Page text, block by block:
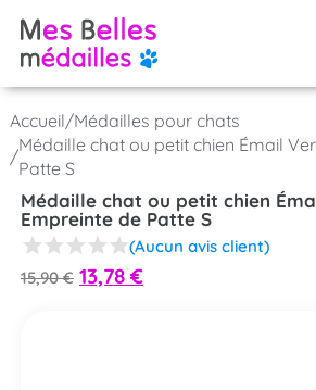
Accueil/Médailles pour chats
/
Médaille chat ou petit chien Émail
Patte S
Médaille chat ou petit chien
Empreinte de Patte S
(Aucun avis client)
15,90€ 13,78 €